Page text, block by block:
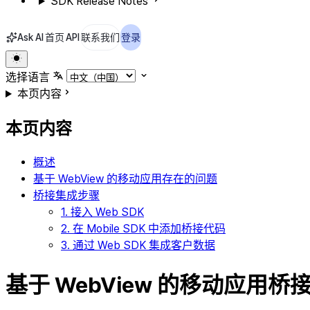
Ask AI 首页API 联系我们 登录
选择语言
本页内容
本页内容
概述
基于 WebView 的移动应用存在的问题
桥接集成步骤
1. 接入 Web SDK
2. 在 Mobile SDK 中添加桥接代码
3. 通过 Web SDK 集成客户数据
基于 WebView 的移动应用桥